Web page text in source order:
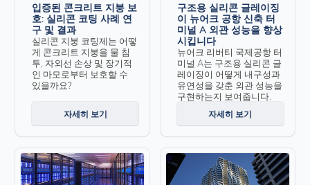
입증된 콘크리트 지붕 보
호: 실리콘 코팅 사례 연
구 및 결과
실리콘 지붕 코팅제는 어떻
게 콘크리트 지붕을 물 침
투, 자외선 손상 및 장기적
인 마모로부터 보호할 수
있을까요?
자세히 보기
구조용 실리콘 글레이징
이 뉴어크 공항 신축 터
미널 A 외관 성능을 향상
시킵니다
뉴어크 리버티 국제공항 터
미널 A는 구조용 실리콘 글
레이징이 어떻게 내구성과
유연성을 갖춘 외관 성능을
구현하는지 보여줍니다.
자세히 보기